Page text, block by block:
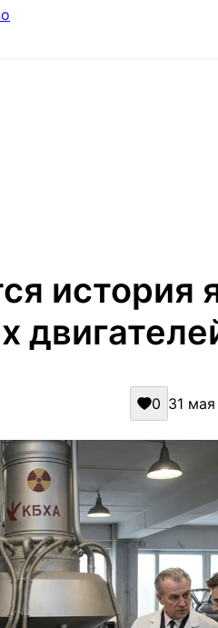
история
0 31